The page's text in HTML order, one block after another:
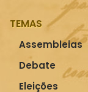
TEMAS
Assembleias
Debate
Eleições